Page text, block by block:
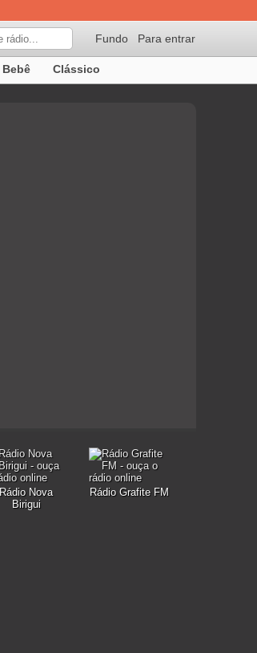
Para entrar
Fundo
Bebê Clássico
Rádio Nova
Birigui
Rádio Grafite FM